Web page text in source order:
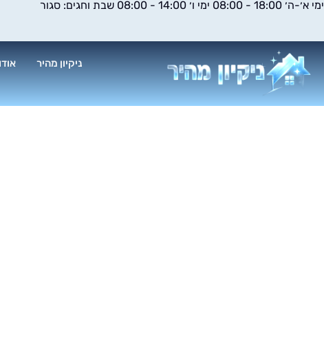
דילוג
ימי א׳-ה׳ 18:00 - 08:00 ימי ו׳ 14:00 - 08:00 שבת וחגים: סגור
ניקיון מהיר